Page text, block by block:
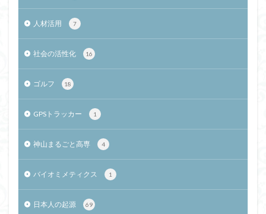
人材活用 7
社会の活性化 16
ゴルフ 18
GPSトラッカー 1
神山まるごと高専 4
バイオミメティクス 1
日本人の起源 69